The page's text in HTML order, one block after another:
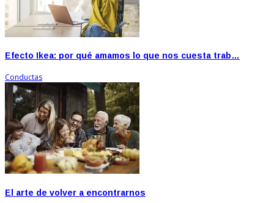
Efecto Ikea: por qué amamos lo que nos cuesta trab…
Conductas
El arte de volver a encontrarnos